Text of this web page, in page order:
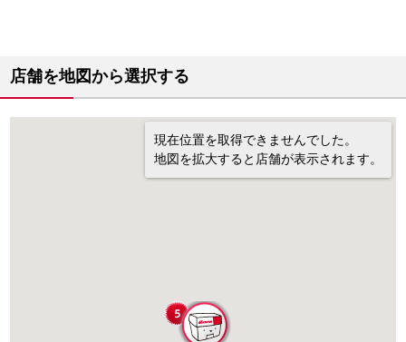
店舗を地図から選択する
現在位置を取得できませんでした。
地図を拡大すると店舗が表示されます。